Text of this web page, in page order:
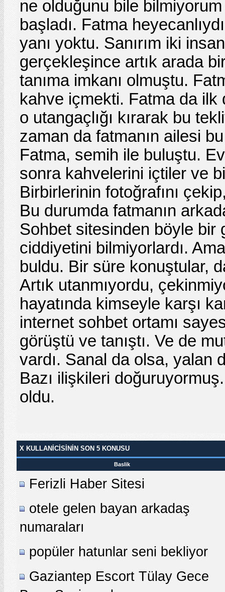
ne olduğunu bile
başladı. Fatma
yanı yoktu. Sanırım iki
gerçekleşince artık arada
tanıma imkanı olmuştu.
kahve içmekti. Fatma da ilk
o utangaçlığı kırarak bu
zaman da fatmanın ailesi
Fatma, semih ile buluştu.
sonra kahvelerini içtiler ve
Birbirlerinin fotoğrafını
Bu durumda fatmanın
Sohbet sitesinden böyle bir
ciddiyetini bilmiyorlardı.
buldu. Bir süre konuştular,
Artık utanmıyordu,
hayatında kimseyle karşı
internet sohbet ortamı
görüştü ve tanıştı. Ve de
vardı. Sanal da olsa, yalan
Bazı ilişkileri
oldu.
X KULLANICISININ SON 5 KONUSU
Baslik
Ferizli Haber Sitesi
otele gelen bayan arkadaş
numaraları
popüler hatunlar seni bekliyor
Gaziantep Escort Tülay Gece